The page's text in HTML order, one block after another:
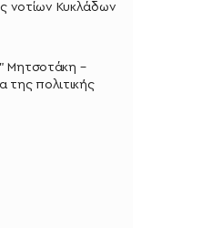
νοτίων Κυκλάδων
Μητσοτάκη –
της πολιτικής